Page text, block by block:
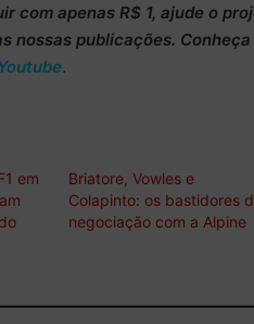
com apenas R$ 1, ajude o
nossas publicações.
.
em
Briatore, Vowles e
Colapinto: os bastidores
negociação com a Alpine